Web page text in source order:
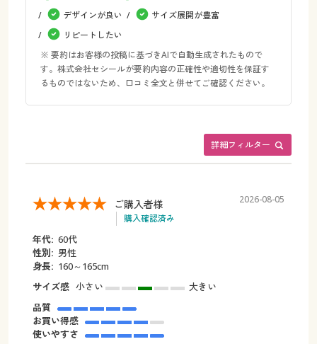
デザインが良い
サイズ展開が豊富
リピートしたい
※ 要約はお客様の投稿に基づきAIで自動生成されたもので
す。株式会社セシールが要約内容の正確性や適切性を保証す
るものではないため、口コミ全文と併せてご確認ください。
詳細フィルター
ご購入者様
購入確認済み
2026-08-05
年代: 60代
性別: 男性
身長: 160～165cm
サイズ感 小さい
大きい
品質
お買い得感
使いやすさ